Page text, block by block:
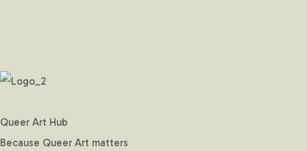
Queer Art Hub
Because Queer Art matters